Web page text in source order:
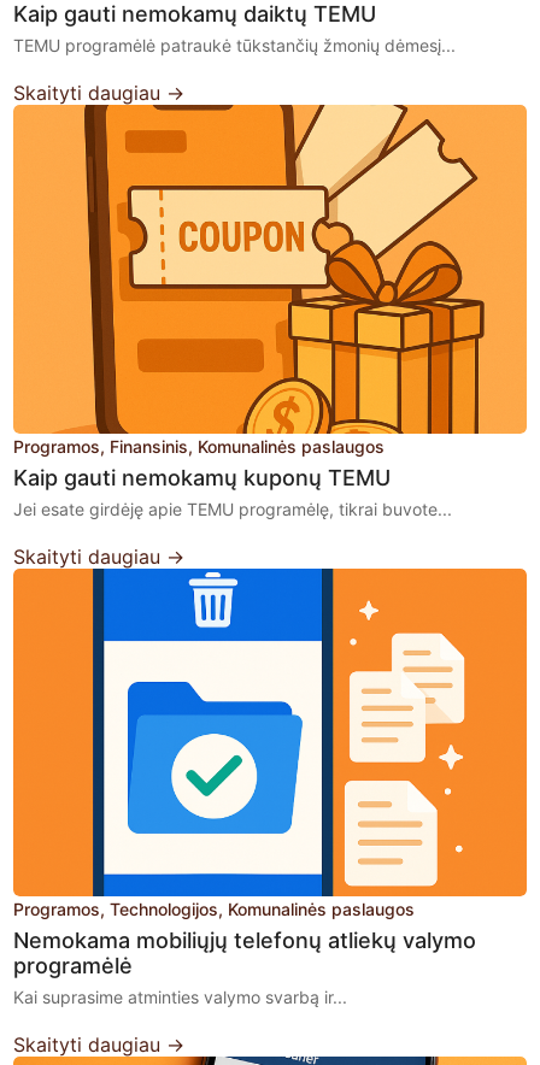
Kaip gauti nemokamų daiktų TEMU
TEMU programėlė patraukė tūkstančių žmonių dėmesį...
Skaityti daugiau →
Programos Finansinis Komunalinės paslaugos
Kaip gauti nemokamų kuponų TEMU
Jei esate girdėję apie TEMU programėlę, tikrai buvote...
Skaityti daugiau →
Programos Technologijos Komunalinės paslaugos
Nemokama mobiliųjų telefonų atliekų valymo
programėlė
Kai suprasime atminties valymo svarbą ir...
Skaityti daugiau →